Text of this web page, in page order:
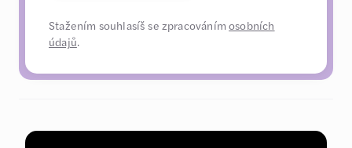
Stažením souhlasíš se zpracovánímosobních
údajů.